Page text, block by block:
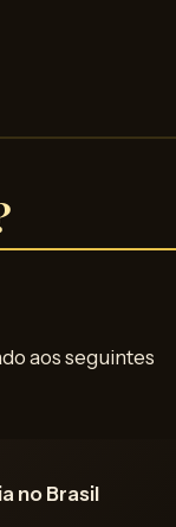
aos seguintes
no Brasil